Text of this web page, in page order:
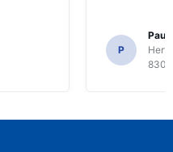
P
Paul
8300